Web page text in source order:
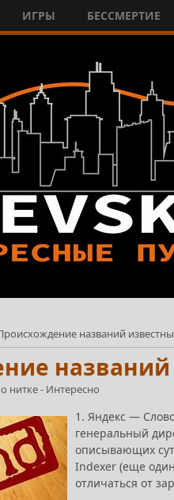
ИГРЫ БЕССМЕРТИЕ
названий
нитке- Интересно
1. Яндекс —
генеральный
описывающих
Indexer (еще
отличаться от